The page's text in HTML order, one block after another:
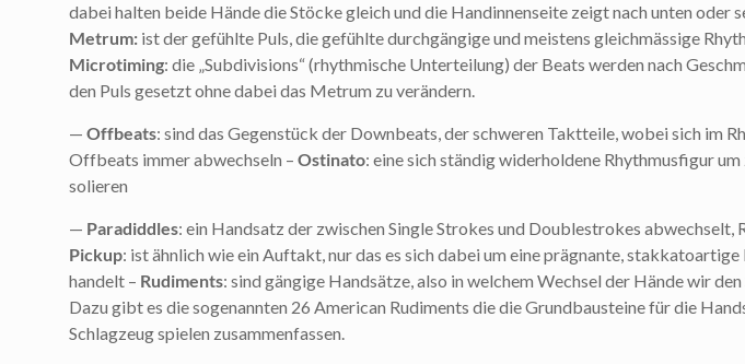
dabei halten beide Hände die Stöcke gleich und die Handinnenseite zeigt nach unten oder
Metrum: ist der gefühlte Puls, die gefühlte durchgängige und meistens gleichmässige
Microtiming: die „Subdivisions“ (rhythmische Unterteilung) der Beats werden nach
den Puls gesetzt ohne dabei das Metrum zu verändern.
— Offbeats: sind das Gegenstück der Downbeats, der schweren Taktteile, wobei sich im
Offbeats immer abwechseln – Ostinato: eine sich ständig widerholdene Rhythmusfigur um
solieren
— Paradiddles: ein Handsatz der zwischen Single Strokes und Doublestrokes abwechselt,
Pickup: ist ähnlich wie ein Auftakt, nur das es sich dabei um eine prägnante,
handelt – Rudiments: sind gängige Handsätze, also in welchem Wechsel der Hände wir
Dazu gibt es die sogenannten 26 American Rudiments die die Grundbausteine für die
Schlagzeug spielen zusammenfassen.